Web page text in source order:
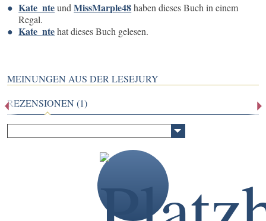
Kate_nteundMissMarple48haben dieses Buch in einem
Regal.
Kate_ntehat dieses Buch gelesen.
MEINUNGEN AUS DER LESEJURY
REZENSIONEN (1)